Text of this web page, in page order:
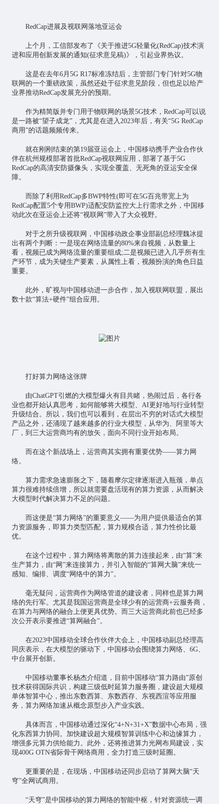
RedCap进展及视联网落地亚运会
上个月，工信部发布了《关于推进5G轻量化(RedCap)技术演
进和应用创新发展的通知(征求意见稿)》，引起业界热议。
这是在去年6月5G R17标准冻结后，主管部门专门针对5G物
联网的一个重磅政策，虽然还处于征求意见阶段，但也足以给产
业界推动RedCap发展充分的预期。
作为精简版并专门用于物联网的场景5G技术，RedCap可以说
是一路被“望子成龙”，尤其是在进入2023年后，有关“5G RedCap
商用”的话题频频传来。
就在刚刚结束的第19届亚运会上，中国移动携手产业合作伙
伴在杭州规模部署首批RedCap视联网应用，部署了基于5G
RedCap的高清安防摄像头，实现全覆盖、无死角的亚运安全保
障。
而除了利用RedCap多BWP特性(即可在5G百兆带宽上为
RedCap配置5个专用BWP)适配安防监控大上行需求之外，中国移
动此次在亚运会上还将“视联网”带入了大众视野。
对于之所升级视联网，中国移动政企事业部副总经理魏冰提
出有两个判断：一是现在网络流量的80%来自视频，从数量上
看，视频已成为网络流量的重要组成;二是视频已进入几乎所有生
产环节，成为关键生产要素，从属性上看，视频扮演的角色日益
重要。
此外，旷视与中国移动进一步合作，加入视联网联盟，展出
数十款“算法+硬件”组合应用。
打好算力网络这张牌
由ChatGPT引燃的大模型爆火有目共睹，热闹过后，各行各
业也都开始认真思考，如何能够将大模型、AI更好地与行业转型
升级结合。所以，我们也可以看到，在层出不穷的对话式大模型
产品之外，还涌现了越来越多的行业大模型，从华为、阿里等大
厂，到三大运营商均有的放矢，面向不同行业开始布局。
而在这个新战场上，运营商其实拥有重要优势——算力网
络。
算力需求急速膨胀之下，随着摩尔定律逐渐进入瓶颈，单点
算力很难持续倍增，所以就需要盘活现有的算力资源，从而解决
大模型时代解决算力不足的问题。
而这便是“算力网络”的重要意义——为用户提供最适合的算
力资源服务，即算力类型匹配，算力规模合适，算力性价比最
优。
在这个过程中，算力网络将离散的算力连接起来，由“算”来
生产算力，由“网”来连接算力，并引入智能的“算网大脑”来统一
感知、编排、调度“网络中的算力”。
毫无疑问，运营商作为网络管道的建设者，同样也是算力网
络的先行军。尤其是我国运营商是全球少有的运营商+云服务商，
在算力与网络的融合上便更具优势。而三大运营商此前也已经多
次公开表示要推进“算网融合”。
在2023中国移动全球合作伙伴大会上，中国移动副总经理高
同庆表示，在大模型的驱动下，中国移动会围绕算力网络、6G、
中台展开创新。
中国移动董事长杨杰介绍道，目前中国移动“算力路由”原创
技术获得国际共识，构建三级低时延算力服务圈，建设超大规模
单体智算中心，推出 东数西算、东数西存、东视西渲等应用服
务，算力网络加速从概念原型步入产业实践。
具体而言，中国移动通过深化“4+N+31+X”数据中心布局，强
化东西算力协同。加快建设超大规模智算训练中心和边缘算力，
增强多元算力供给能力。此外，还将推进算力光网布局建设，实
现400G OTN省际骨干网络商用，全力打造三级时延圈。
更重要的是，在现场，中国移动还同步启动了算网大脑“天
穹”全网试商用。
“天穹”是中国移动的算力网络的智能中枢，针对资源统一调